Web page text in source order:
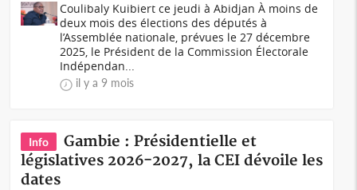
Coulibaly Kuibiert ce jeudi à Abidjan À moins de
deux mois des élections des députés à
l’Assemblée nationale, prévues le 27 décembre
2025, le Président de la Commission Électorale
Indépendan...
il y a 9 mois
Info
Gambie : Présidentielle et
législatives 2026-2027, la CEI dévoile les
dates